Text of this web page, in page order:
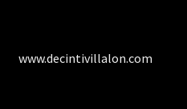
www.decintivillalon.com